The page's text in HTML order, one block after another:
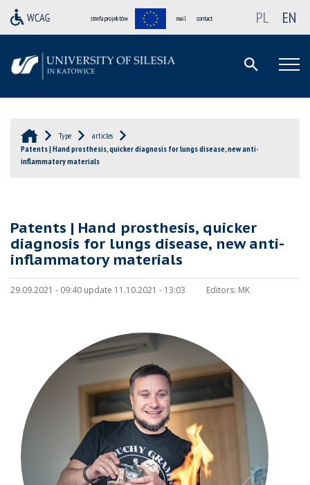
strefa projektów mail contact PL EN
Type
articles
Patents | Hand prosthesis, quicker diagnosis for lungs disease, new anti-
inflammatory materials
Patents | Hand prosthesis, quicker
diagnosis for lungs disease, new anti-
inflammatory materials
29.09.2021 - 09:40 update 11.10.2021 - 13:03 Editors: MK